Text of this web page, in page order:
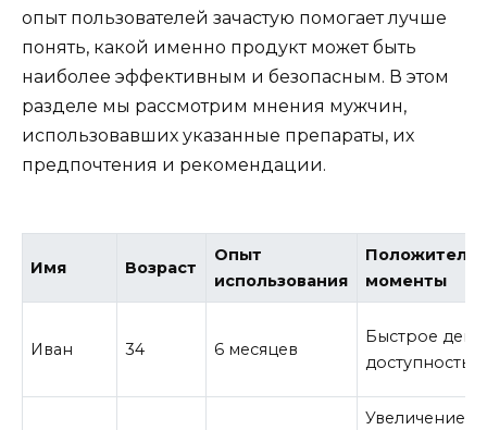
опыт пользователей зачастую помогает лучше
понять, какой именно продукт может быть
наиболее эффективным и безопасным. В этом
разделе мы рассмотрим мнения мужчин,
использовавших указанные препараты, их
предпочтения и рекомендации.
Имя Возраст
Опыт
использования
моменты
Иван 34 6 месяцев
Быстрое
доступность
Увеличение